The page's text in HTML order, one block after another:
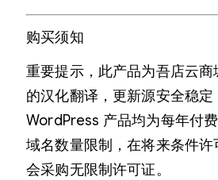
购买须知
重要提示，此产品为吾店云
的汉化翻译，更新源安全稳定
WordPress 产品均为每年付
域名数量限制，在将来条件
会采购无限制许可证。